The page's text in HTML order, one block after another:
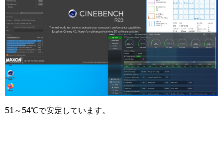
51～54℃で安定しています。